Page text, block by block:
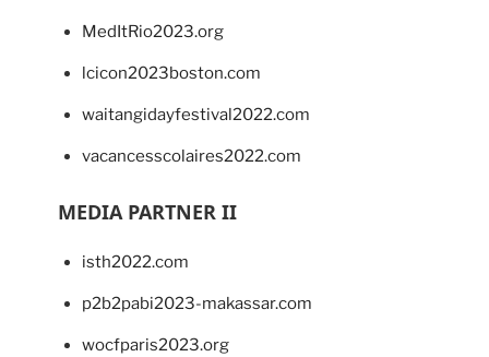
MedItRio2023.org
lcicon2023boston.com
waitangidayfestival2022.com
vacancesscolaires2022.com
MEDIA PARTNER II
isth2022.com
p2b2pabi2023-makassar.com
wocfparis2023.org